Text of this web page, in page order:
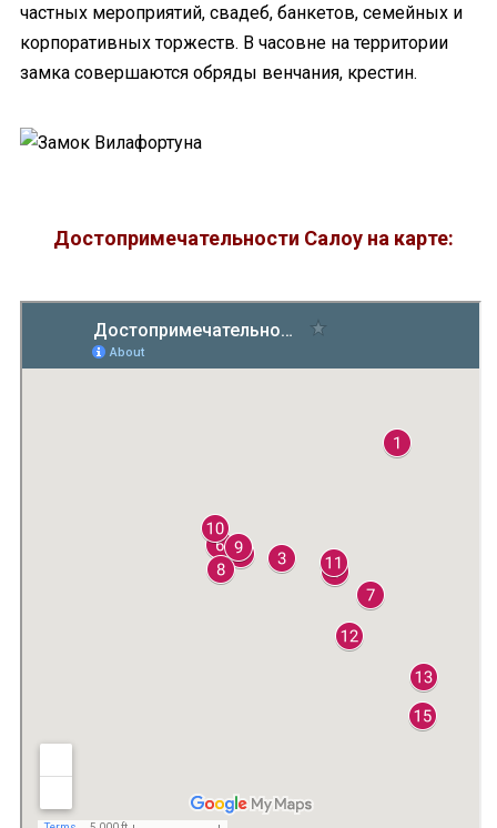
частных мероприятий, свадеб, банкетов, семейных и
корпоративных торжеств. В часовне на территории
замка совершаются обряды венчания, крестин.
Достопримечательности Салоу на карте: